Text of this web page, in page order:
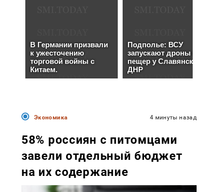
Экономика 4 минуты назад
58% россиян с питомцами
завели отдельный бюджет
на их содержание